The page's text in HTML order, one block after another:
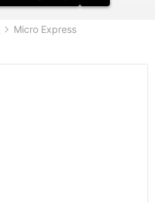
Micro Express